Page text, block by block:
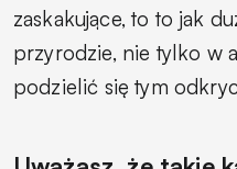
zaskakujące, to to jak
przyrodzie, nie tylko w
podzielić się tym